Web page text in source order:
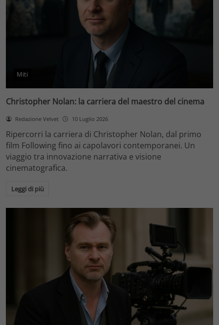
Miti
Christopher Nolan: la carriera del maestro del cinema
Redazione Velvet 10 Luglio 2026
Ripercorri la carriera di Christopher Nolan, dal primo
film Following fino ai capolavori contemporanei. Un
viaggio tra innovazione narrativa e visione
cinematografica.
Leggi di più